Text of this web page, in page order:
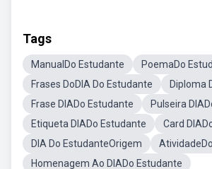
Tags
ManualDo Estudante
PoemaDo
Frases DoDIA Do Estudante
Diploma
Frase DIADo Estudante
Pulseira
Etiqueta DIADo Estudante
Card
DIA Do EstudanteOrigem
Homenagem Ao DIADo Estudante